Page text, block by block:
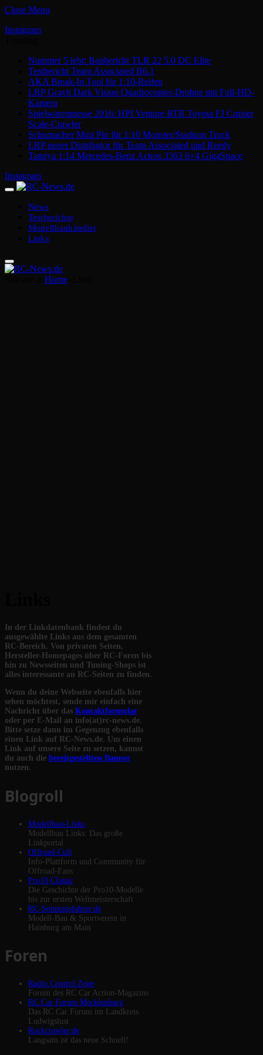
Close Menu
Instagram
Nummer 5 lebt: Baubericht TLR 22 5.0 DC Elite
Testbericht Team Associated B6.1
AKA Break-In Tool für 1:10-Reifen
LRP Gravit Dark Vision Quadrocopter-Drohne mit Full-HD-
Kamera
Spielwarenmesse 2016: HPI Venture RTR Toyota FJ Cruiser
Scale-Crawler
Schumacher Mini Pin für 1:10 Monster/Stadium Truck
LRP neuer Distributor für Team Associated und Reedy
Tamiya 1:14 Mercedes-Benz Actros 3363 6×4 GigaSpace
Instagram
News
Testberichte
Modellbauhändler
Links
Home
In der Linkdatenbank findest du
ausgewählte Links aus dem gesamten
RC-Bereich. Von privaten Seiten,
Hersteller-Homepages über RC-Foren bis
hin zu Newsseiten und Tuning-Shops ist
alles interessante an RC-Seiten zu finden.
Wenn du deine Webseite ebenfalls hier
sehen möchtest, sende mir einfach eine
Nachricht über das Kontaktformular
oder per E-Mail an info(at)rc-news.de.
Bitte setze dann im Gegenzug ebenfalls
einen Link auf RC-News.de. Um einen
Link auf unsere Seite zu setzen, kannst
du auch die bereitgestellten Banner
nutzen.
Blogroll
Modellbau-Links
Modellbau Links: Das große
Linkportal
Offroad-Cult
Info-Plattform und Community für
Offroad-Fans
Pro10 Classic
Die Geschichte der Pro10-Modelle
bis zur ersten Weltmeisterschaft
RC-Sonntagsfahrer.de
Modell-Bau & Sportverein in
Hainburg am Main
Foren
Radio Control Zone
Forum des RC Car Action-Magazins
RC Car Forum Mecklenburg
Das RC Car Forum im Landkreis
Ludwigslust
Rockcrawler.de
Langsam ist das neue Schnell!